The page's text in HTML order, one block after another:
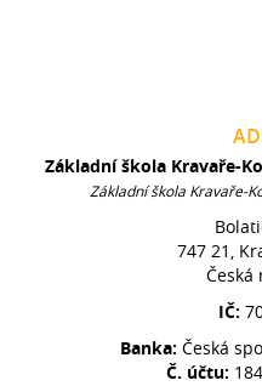
Základní škola Kravaře-
Základní škola Kravaře-
747 21,
Česká
IČ:
Banka:Česká
Č. účtu: